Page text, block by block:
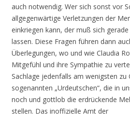
auch notwendig. Wer sich sonst vor
allgegenwärtige Verletzungen der
einkriegen kann, der muß sich
lassen. Diese Fragen führen dann
Überlegungen, wo und wie Claudia
Mitgefühl und ihre Sympathie zu
Sachlage jedenfalls am wenigsten zu
sogenannten „Urdeutschen“, die in
noch und gottlob die erdrückende
stellen. Das inoffizielle Amt der